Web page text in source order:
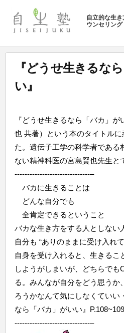
ン
自
塾
自立的な生
ウンセリング
『どうせ生きるな
い』
自
生
塾
『どうせ生きるなら「バカ」
也 共著）という本のタイトル
た。遺伝子工学の科学者である
ない精神科医の宮島賢也先生と
------------------------------–
バカに生きることは
どんな自分でも
全肯定できるということ
バカな生き方をする人としない
自分も “ありのままに受け入れ
自身を受け入れると、生きるこ
しようがしまいが、どちらでも
る。みんなが自分をどう思うか
ろうかなんて気にしなくてい
なら「バカ」がいい』
------------------------------–